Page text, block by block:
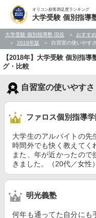
オリコン顧客満足度ランキング
大学受験 個別指導
大学受験 個別指導塾 現役
おすす
2018年版
自習室の使いやすさ
【2018年】大学受験 個別指
グ・比較
自習室の使いやす
ファロス個別指導
大学生のアルバイトの先
時間外でも快く教えてく
また、年が近かったの
きました。（20代／女性）
明光義塾
何年も通ってた自分にも